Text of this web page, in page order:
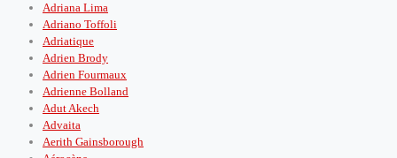
Adriana Lima
Adriano Toffoli
Adriatique
Adrien Brody
Adrien Fourmaux
Adrienne Bolland
Adut Akech
Advaita
Aerith Gainsborough